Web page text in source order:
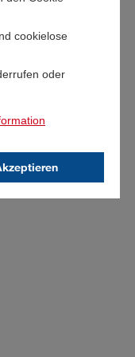
cookielose
oder